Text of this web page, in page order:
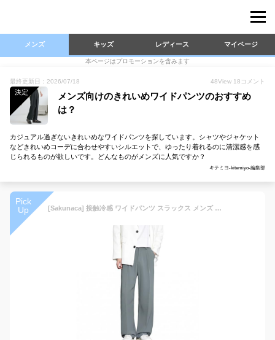
メンズ キッズ レディース マイページ
本ページはプロモーションを含みます
最終更新日：2026/07/18 48View 18 コメント
決定
メンズ向けのきれいめワイドパンツのおすすめ
は？
カジュアル過ぎないきれいめなワイドパンツを探しています。シャツやジャケット
などきれいめコーデに合わせやすいシルエットで、ゆったり着れるのに清潔感を感
じられるものが欲しいです。どんなものがメンズに人気ですか？
キテミヨ-kitemiyo-編集部
Pick
Up
[Sakunaca] 接触冷感 ワイドパンツ スラックス メンズ 涼しい 夏用 ズボン ストレッチ 落ち感 ストレート ゆったり イージーパンツ ビジカジ 通勤 春 夏 紳士服 センタープレス